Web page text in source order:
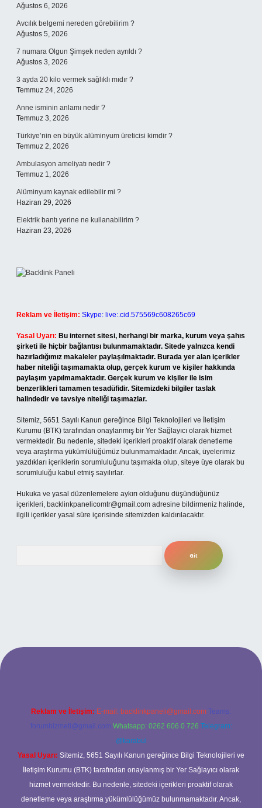
Ağustos 6, 2026
Avcılık belgemi nereden görebilirim ?
Ağustos 5, 2026
7 numara Olgun Şimşek neden ayrıldı ?
Ağustos 3, 2026
3 ayda 20 kilo vermek sağlıklı mıdır ?
Temmuz 24, 2026
Anne isminin anlamı nedir ?
Temmuz 3, 2026
Türkiye’nin en büyük alüminyum üreticisi kimdir ?
Temmuz 2, 2026
Ambulasyon ameliyatı nedir ?
Temmuz 1, 2026
Alüminyum kaynak edilebilir mi ?
Haziran 29, 2026
Elektrik bantı yerine ne kullanabilirim ?
Haziran 23, 2026
Reklam ve İletişim: Skype: live:.cid.575569c608265c69
Yasal Uyarı: Bu internet sitesi, herhangi bir marka, kurum veya şahıs
şirketi ile hiçbir bağlantısı bulunmamaktadır. Sitede yalnızca kendi
hazırladığımız makaleler paylaşılmaktadır. Burada yer alan içerikler
haber niteliği taşımamakta olup, gerçek kurum ve kişiler hakkında
paylaşım yapılmamaktadır. Gerçek kurum ve kişiler ile isim
benzerlikleri tamamen tesadüfidir. Sitemizdeki bilgiler taslak
halindedir ve tavsiye niteliği taşımazlar.
Sitemiz, 5651 Sayılı Kanun gereğince Bilgi Teknolojileri ve İletişim
Kurumu (BTK) tarafından onaylanmış bir Yer Sağlayıcı olarak hizmet
vermektedir. Bu nedenle, sitedeki içerikleri proaktif olarak denetleme
veya araştırma yükümlülüğümüz bulunmamaktadır. Ancak, üyelerimiz
yazdıkları içeriklerin sorumluluğunu taşımakta olup, siteye üye olarak bu
sorumluluğu kabul etmiş sayılırlar.
Hukuka ve yasal düzenlemelere aykırı olduğunu düşündüğünüz
içerikleri, backlinkpanelicomtr@gmail.com adresine bildirmeniz halinde,
ilgili içerikler yasal süre içerisinde sitemizden kaldırılacaktır.
bahis sitesi
Reklam ve İletişim: E-mail: backlinkpaneli@gmail.com Teams:
forumhizmeti@gmail.com Whatsapp: 0262 606 0 726 Telegram:
@karabul
Yasal Uyarı: Sitemiz, 5651 Sayılı Kanun gereğince Bilgi Teknolojileri ve
İletişim Kurumu (BTK) tarafından onaylanmış bir Yer Sağlayıcı olarak
hizmet vermektedir. Bu nedenle, sitedeki içerikleri proaktif olarak
denetleme veya araştırma yükümlülüğümüz bulunmamaktadır. Ancak,